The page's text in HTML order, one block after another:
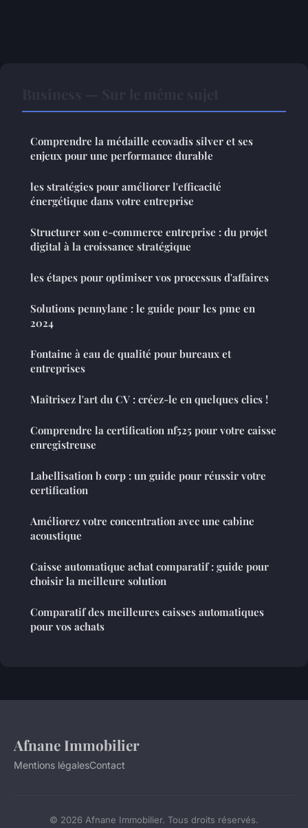
Comprendre la médaille ecovadis silver et ses
enjeux pour une performance durable
les stratégies pour améliorer l'efficacité
énergétique dans votre entreprise
Structurer son e-commerce entreprise : du projet
digital à la croissance stratégique
les étapes pour optimiser vos processus d'affaires
Solutions pennylane : le guide pour les pme en
2024
Fontaine à eau de qualité pour bureaux et
entreprises
Maîtrisez l'art du CV : créez-le en quelques clics !
Comprendre la certification nf525 pour votre caisse
enregistreuse
Labellisation b corp : un guide pour réussir votre
certification
Améliorez votre concentration avec une cabine
acoustique
Caisse automatique achat comparatif : guide pour
choisir la meilleure solution
Comparatif des meilleures caisses automatiques
pour vos achats
Afnane Immobilier
Mentions légalesContact
© 2026 Afnane Immobilier. Tous droits réservés.